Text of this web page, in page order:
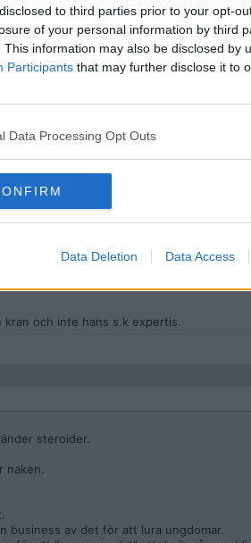
to third parties prior to your opt-
of your personal information by third
This information may also be disclosed by
Participants that may further disclose it to
Data Processing Opt Outs
Data Deletion Data Access
så tror han fortfarande att brachialis är en
långt klipp där han pratar enbart om
kran och inte hans s.k expertis.
steroider.
naken.
business av det för att lura ungdomar.